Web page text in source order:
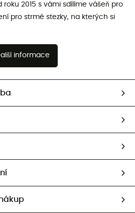
2015 s vámi sdílíme vášeň pro
pro strmé stezky, na kterých si
informace